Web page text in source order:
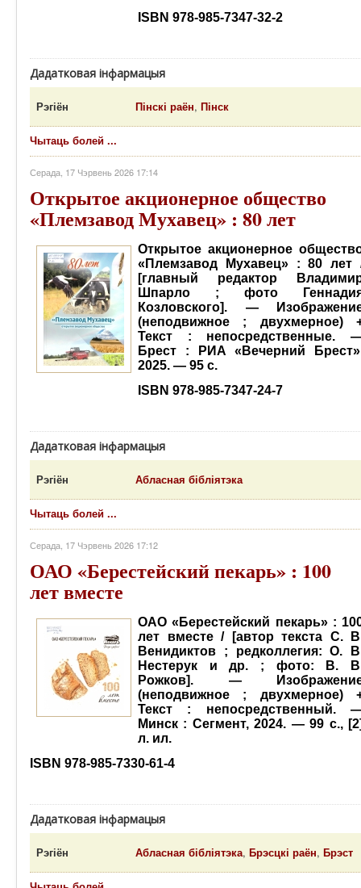
ISBN 978-985-7347-32-2
Дадатковая інфармацыя
Рэгіён Пінскі раён,Пінск
Чытаць болей ...
Серада, 17 Чэрвень 2026 17:14
Открытое акционерное общество
«Племзавод Мухавец» : 80 лет
Открытое акционерное
«Племзавод Мухавец» : 80 лет
[главный редактор
Шпарло ; фото
Козловского]. —
(неподвижное ; двухмерное)
Текст : непосредственные.
Брест : РИА «Вечерний
2025. — 95 с.
ISBN 978-985-7347-24-7
Дадатковая інфармацыя
Рэгіён Абласная бібліятэка
Чытаць болей ...
Серада, 17 Чэрвень 2026 17:12
ОАО «Берестейский пекарь» : 100
лет вместе
ОАО «Берестейский пекарь» :
лет вместе / [автор текста С.
Венидиктов ; редколлегия: О.
Нестерук и др. ; фото: В.
Рожков]. —
(неподвижное ; двухмерное)
Текст : непосредственный.
Минск : Сегмент, 2024. — 99 с.,
л. ил.
ISBN 978-985-7330-61-4
Дадатковая інфармацыя
Рэгіён Абласная бібліятэка,Брэсцкі раён,Брэст